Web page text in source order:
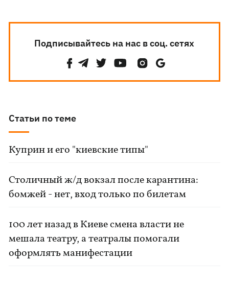
Подписывайтесь на нас в соц. сетях
Статьи по теме
Куприн и его "киевские типы"
Столичный ж/д вокзал после карантина:
бомжей - нет, вход только по билетам
100 лет назад в Киеве смена власти не
мешала театру, а театралы помогали
оформлять манифестации